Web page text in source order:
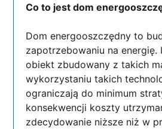
Co to jest dom
Dom energooszczędny to
zapotrzebowaniu na energię.
obiekt zbudowany z takich
wykorzystaniu takich
ograniczają do minimum
konsekwencji koszty
zdecydowanie niższe niż w